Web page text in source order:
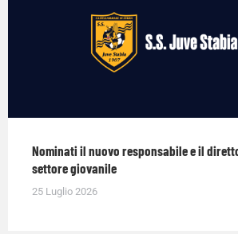
Nominati il nuovo responsabile e il
settore giovanile
25 Luglio 2026